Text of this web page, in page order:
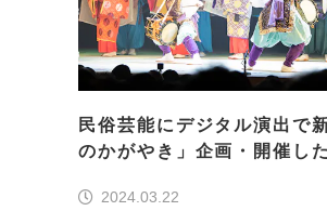
民俗芸能にデジタル演出で
のかがやき」企画・開催し
2024.03.22